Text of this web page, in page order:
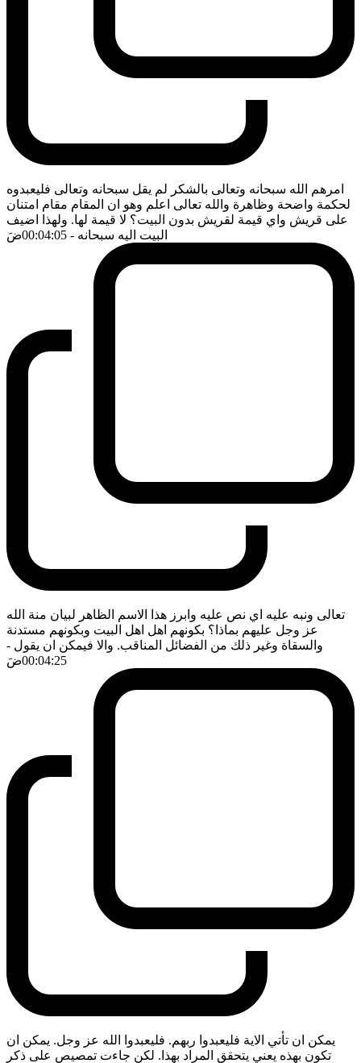
امرهم الله سبحانه وتعالى بالشكر لم يقل سبحانه وتعالى فليعبدوه
لحكمة واضحة وظاهرة والله تعالى اعلم وهو ان المقام مقام امتنان
على قريش واي قيمة لقريش بدون البيت؟ لا قيمة لها. ولهذا اضيف
البيت اليه سبحانه - 00:04:05 ضَ
تعالى ونبه عليه اي نص عليه وابرز هذا الاسم الظاهر لبيان منة الله
عز وجل عليهم بماذا؟ بكونهم اهل اهل البيت وبكونهم مستدنة
والسقاة وغير ذلك من الفضائل المناقب. والا فيمكن ان يقول -
00:04:25ضَ
يمكن ان تأتي الاية فليعبدوا ربهم. فليعبدوا الله عز وجل. يمكن ان
تكون بهذه يعني يتحقق المراد بهذا. لكن جاءت تمصيص على ذكر